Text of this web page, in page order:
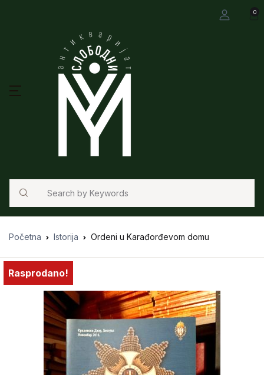
0
Search
Početna Istorija Ordeni u Karađorđevom domu
Rasprodano!